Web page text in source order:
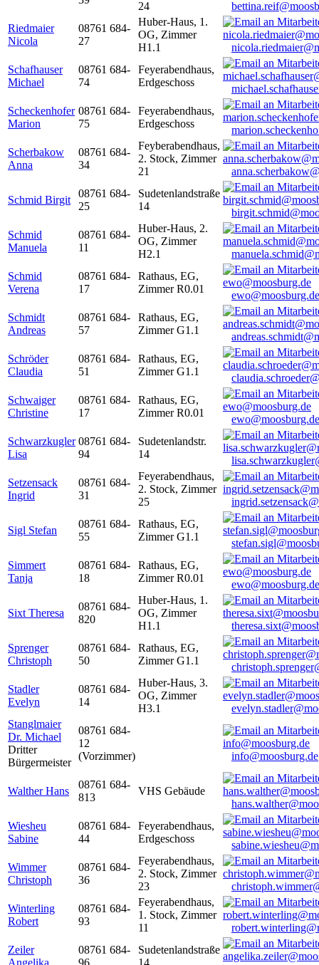
24
Riedmaier
Nicola
08761 684-
27
Huber-Haus, 1.
OG, Zimmer
H1.1
Schafhauser
Michael
08761 684-
74
Feyerabendhaus,
Erdgeschoss
Scheckenhofer
Marion
08761 684-
75
Feyerabendhaus,
Erdgeschoss
Scherbakow
Anna
08761 684-
34
Feyberabendhaus,
2. Stock, Zimmer
21
Schmid Birgit
08761 684-
25
Sudetenlandstraße
14
Schmid
Manuela
08761 684-
11
Huber-Haus, 2.
OG, Zimmer
H2.1
Schmid
Verena
08761 684-
17
Rathaus, EG,
Zimmer R0.01
ewo@moosburg.de
Schmidt
Andreas
08761 684-
57
Rathaus, EG,
Zimmer G1.1
Schröder
Claudia
08761 684-
51
Rathaus, EG,
Zimmer G1.1
Schwaiger
Christine
08761 684-
17
Rathaus, EG,
Zimmer R0.01
ewo@moosburg.de
Schwarzkugler
Lisa
08761 684-
94
Sudetenlandstr.
14
Setzensack
Ingrid
08761 684-
31
Feyerabendhaus,
2. Stock, Zimmer
25
Sigl Stefan
08761 684-
55
Rathaus, EG,
Zimmer G1.1
Simmert
Tanja
08761 684-
18
Rathaus, EG,
Zimmer R0.01
ewo@moosburg.de
Sixt Theresa
08761 684-
820
Huber-Haus, 1.
OG, Zimmer
H1.1
Sprenger
Christoph
08761 684-
50
Rathaus, EG,
Zimmer G1.1
Stadler
Evelyn
08761 684-
14
Huber-Haus, 3.
OG, Zimmer
H3.1
Stanglmaier
Dr. Michael
Dritter
Bürgermeister
08761 684-
12
(Vorzimmer)
info@moosburg.de
Walther Hans
08761 684-
813
VHS Gebäude
Wiesheu
Sabine
08761 684-
44
Feyerabendhaus,
Erdgeschoss
Wimmer
Christoph
08761 684-
36
Feyerabendhaus,
2. Stock, Zimmer
23
Winterling
Robert
08761 684-
93
Feyerabendhaus,
1. Stock, Zimmer
11
Zeiler
Angelika
08761 684-
96
Sudetenlandstraße
14